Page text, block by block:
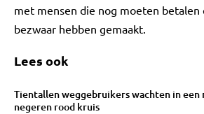
met mensen die nog moeten betalen
bezwaar hebben gemaakt.
Lees ook
Tientallen weggebruikers wachten in een
negeren rood kruis